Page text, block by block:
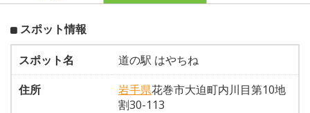
スポット情報
スポット名
道の駅 はやちね
住所
岩手県花巻市大迫町内川目第10地
割30-113